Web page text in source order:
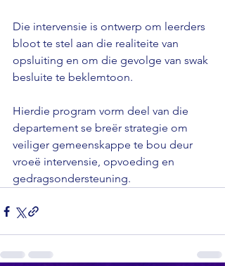
Die intervensie is ontwerp om leerders
bloot te stel aan die realiteite van
opsluiting en om die gevolge van swak
besluite te beklemtoon.
Hierdie program vorm deel van die
departement se breër strategie om
veiliger gemeenskappe te bou deur
vroeë intervensie, opvoeding en
gedragsondersteuning.